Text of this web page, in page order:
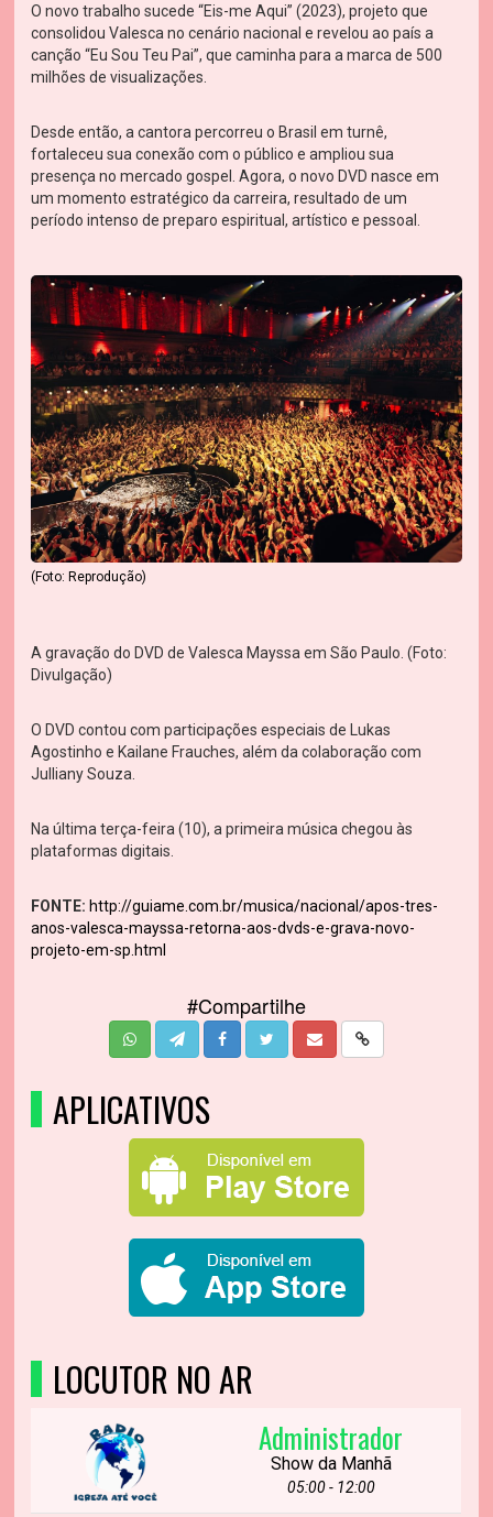
O novo trabalho sucede “Eis-me Aqui” (2023), projeto que
consolidou Valesca no cenário nacional e revelou ao país a
canção “Eu Sou Teu Pai”, que caminha para a marca de 500
milhões de visualizações.
Desde então, a cantora percorreu o Brasil em turnê,
fortaleceu sua conexão com o público e ampliou sua
presença no mercado gospel. Agora, o novo DVD nasce em
um momento estratégico da carreira, resultado de um
período intenso de preparo espiritual, artístico e pessoal.
(Foto: Reprodução)
A gravação do DVD de Valesca Mayssa em São Paulo. (Foto:
Divulgação)
O DVD contou com participações especiais de Lukas
Agostinho e Kailane Frauches, além da colaboração com
Julliany Souza.
Na última terça-feira (10), a primeira música chegou às
plataformas digitais.
FONTE: http://guiame.com.br/musica/nacional/apos-tres-
anos-valesca-mayssa-retorna-aos-dvds-e-grava-novo-
projeto-em-sp.html
#Compartilhe
APLICATIVOS
LOCUTOR NO AR
Administrador
Show da Manhã
05:00 - 12:00